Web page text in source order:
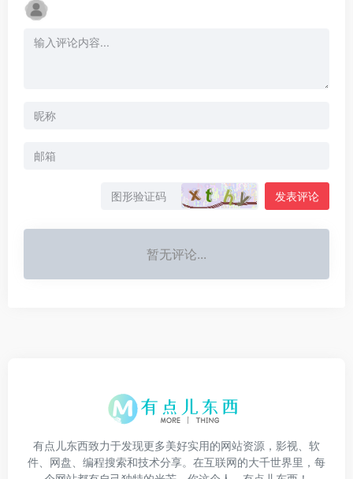
发表评论
暂无评论...
有点儿东西致力于发现更多美好实用的网站资源，影视、软
件、网盘、编程搜索和技术分享。在互联网的大千世界里，每